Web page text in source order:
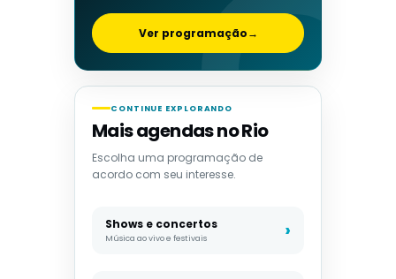
Ver programação→
CONTINUE EXPLORANDO
Mais agendas no Rio
Escolha uma programação de
acordo com seu interesse.
Shows e concertos
Música ao vivo e festivais